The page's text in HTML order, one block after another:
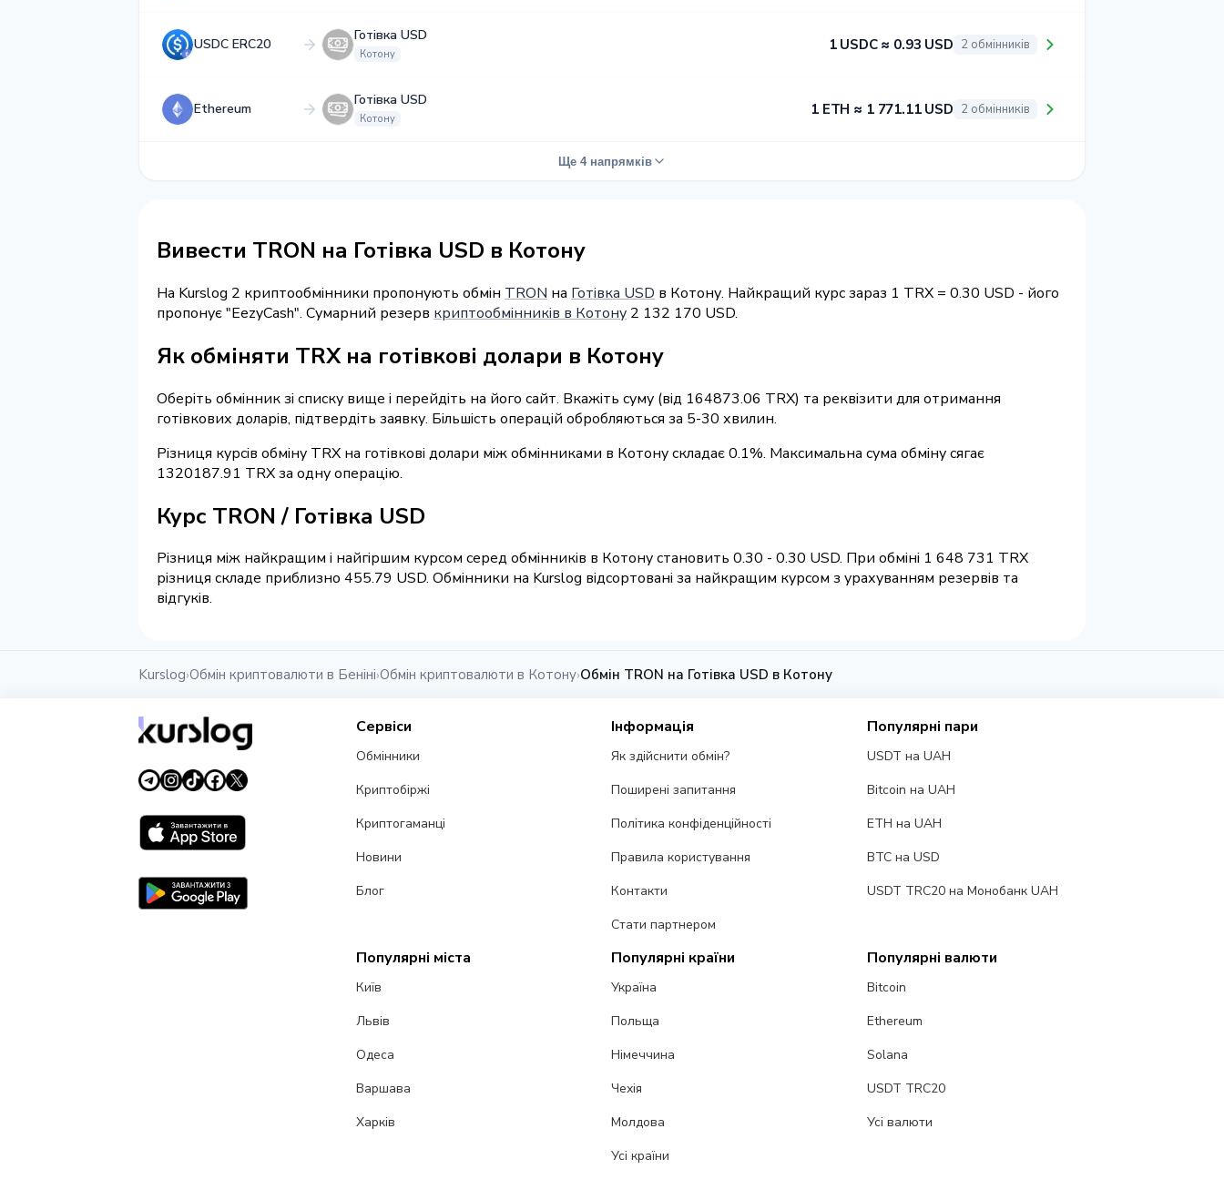
USDC ERC20
Готівка USD
Котону
1 USDC ≈ 0.93 USD 2 обмінників
Ethereum
Готівка USD
Котону
1 ETH ≈ 1 771.11 USD 2 обмінників
Ще 4 напрямків
Вивести TRON на Готівка USD в Котону
На Kurslog 2 криптообмінники пропонують обмін TRON на Готівка USD в Котону. Найкращий курс зараз 1 TRX = 0.30 USD - його
пропонує "EezyCash". Сумарний резерв криптообмінників в Котону 2 132 170 USD.
Як обміняти TRX на готівкові долари в Котону
Оберіть обмінник зі списку вище і перейдіть на його сайт. Вкажіть суму (від 164873.06 TRX) та реквізити для отримання
готівкових доларів, підтвердіть заявку. Більшість операцій обробляються за 5-30 хвилин.
Різниця курсів обміну TRX на готівкові долари між обмінниками в Котону складає 0.1%. Максимальна сума обміну сягає
1320187.91 TRX за одну операцію.
Курс TRON / Готівка USD
Різниця між найкращим і найгіршим курсом серед обмінників в Котону становить 0.30 - 0.30 USD. При обміні 1 648 731 TRX
різниця складе приблизно 455.79 USD. Обмінники на Kurslog відсортовані за найкращим курсом з урахуванням резервів та
відгуків.
Kurslog›Обмін криптовалюти в Беніні›Обмін криптовалюти в Котону›Обмін TRON на Готівка USD в Котону
Сервіси
Обмінники
Криптобіржі
Криптогаманці
Новини
Блог
Інформація
Як здійснити обмін?
Поширені запитання
Політика конфіденційності
Правила користування
Контакти
Стати партнером
Популярні пари
USDT на UAH
Bitcoin на UAH
ETH на UAH
BTC на USD
USDT TRC20 на Монобанк UAH
Популярні міста
Київ
Львів
Одеса
Варшава
Харків
Популярні країни
Україна
Польща
Німеччина
Чехія
Молдова
Усі країни
Популярні валюти
Bitcoin
Ethereum
Solana
USDT TRC20
Усі валюти